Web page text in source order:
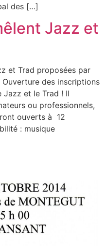
des […]
Jazz et
et Trad proposées par
Ouverture des inscriptions
Jazz et le Trad ! Il
ou professionnels,
ouverts à 12
: musique